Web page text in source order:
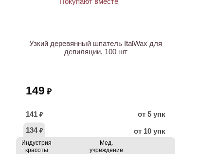
Узкий деревянный шпатель ItalWax для
депиляции, 100 шт
149 ₽
141 ₽
от 5 упк
134 ₽ от 10 упк
Индустрия
красоты
Мед.
учреждение